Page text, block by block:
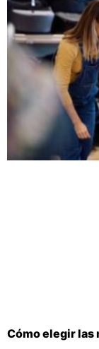
Cómo elegir las